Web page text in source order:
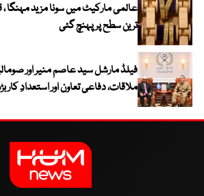
ترین سطح پر پہنچ گئی
فیلڈ مارشل سید عاصم منیر اور
ملاقات، دفاعی تعاون اور استعدادِ کار